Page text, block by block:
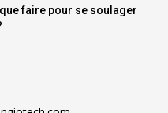
faire pour se soulager